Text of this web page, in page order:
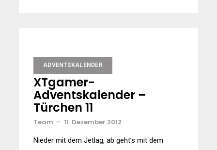
ADVENTSKALENDER
XTgamer-
Adventskalender –
Türchen 11
Team - 11. Dezember 2012
Nieder mit dem Jetlag, ab geht’s mit dem